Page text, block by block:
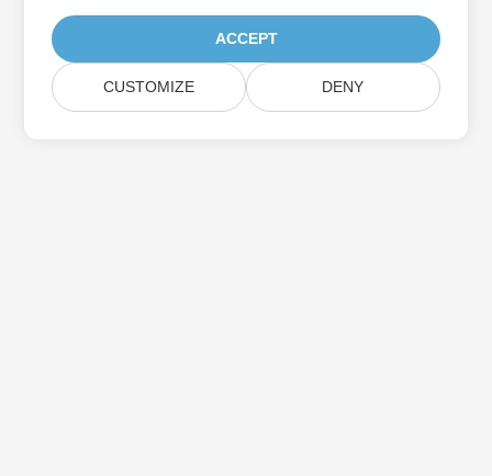
ACCEPT
CUSTOMIZE DENY